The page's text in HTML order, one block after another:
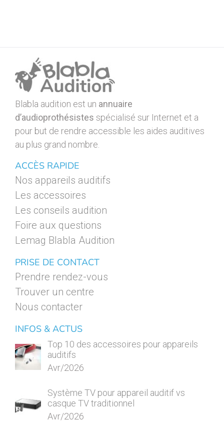
Blabla audition est un annuaire
d’audioprothésistes spécialisé sur Internet et a
pour but de rendre accessible les aides auditives
au plus grand nombre.
ACCÈS RAPIDE
Nos appareils auditifs
Les accessoires
Les conseils audition
Foire aux questions
Lemag Blabla Audition
PRISE DE CONTACT
Prendre rendez-vous
Trouver un centre
Nous contacter
INFOS & ACTUS
Top 10 des accessoires pour appareils
auditifs
Avr/2026
Système TV pour appareil auditif vs
casque TV traditionnel
Avr/2026